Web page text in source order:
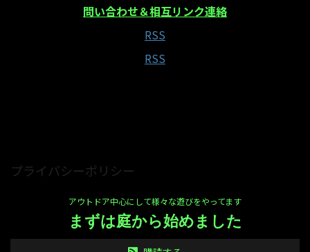
問い合わせ＆相互リンク連絡
RSS
RSS
プライバシーポリシー
アウトドア中心にして様々な遊びをやってます
まずは庭から始めました